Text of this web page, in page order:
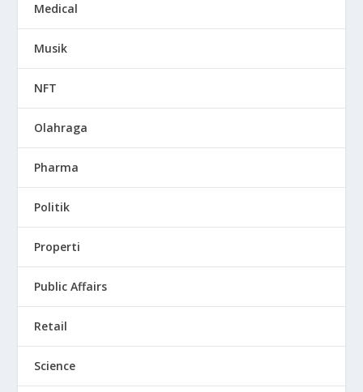
Medical
Musik
NFT
Olahraga
Pharma
Politik
Properti
Public Affairs
Retail
Science